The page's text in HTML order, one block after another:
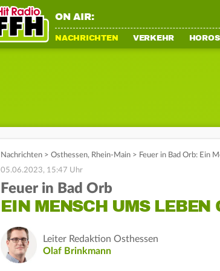
ON AIR:
NACHRICHTEN VERKEHR
Nachrichten > Osthessen, Rhein-Main > Feuer in Bad Orb: Ein
05.06.2023, 15:47 Uhr
Feuer in Bad Orb
EIN MENSCH UMS LEBEN
Leiter Redaktion Osthessen
Olaf Brinkmann